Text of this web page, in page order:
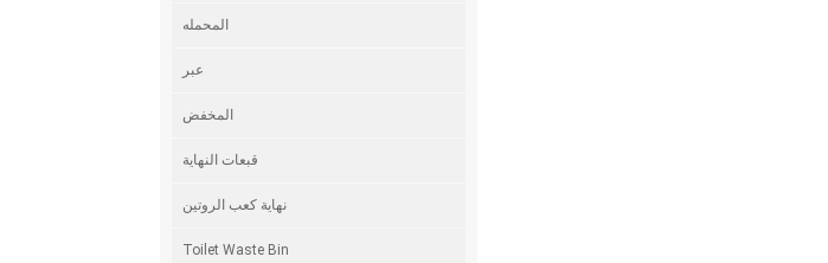
المحمله
عبر
المخفض
قبعات النهاية
نهاية كعب الروتين
Toilet Waste Bin